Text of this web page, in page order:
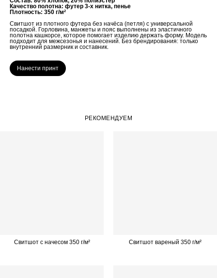
Качество полотна: футер 3-х нитка, пенье
Плотность: 350 г/м²
Свитшот из плотного футера без начёса (петля) с универсальной
посадкой. Горловина, манжеты и пояс выполнены из эластичного
полотна кашкорсе, которое помогает изделию держать форму. Модель
подходит для межсезонья и нанесений. Без брендирования: только
внутренний размерник и составник.
Нанести принт
РЕКОМЕНДУЕМ
Свитшот с начесом 350 г/м² Свитшот вареный 350 г/м²